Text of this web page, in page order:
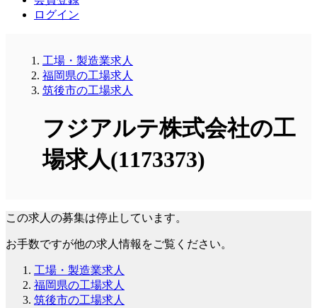
ログイン
工場・製造業求人
福岡県の工場求人
筑後市の工場求人
フジアルテ株式会社の工
場求人(1173373)
この求人の募集は停止しています。
お手数ですが他の求人情報をご覧ください。
工場・製造業求人
福岡県の工場求人
筑後市の工場求人